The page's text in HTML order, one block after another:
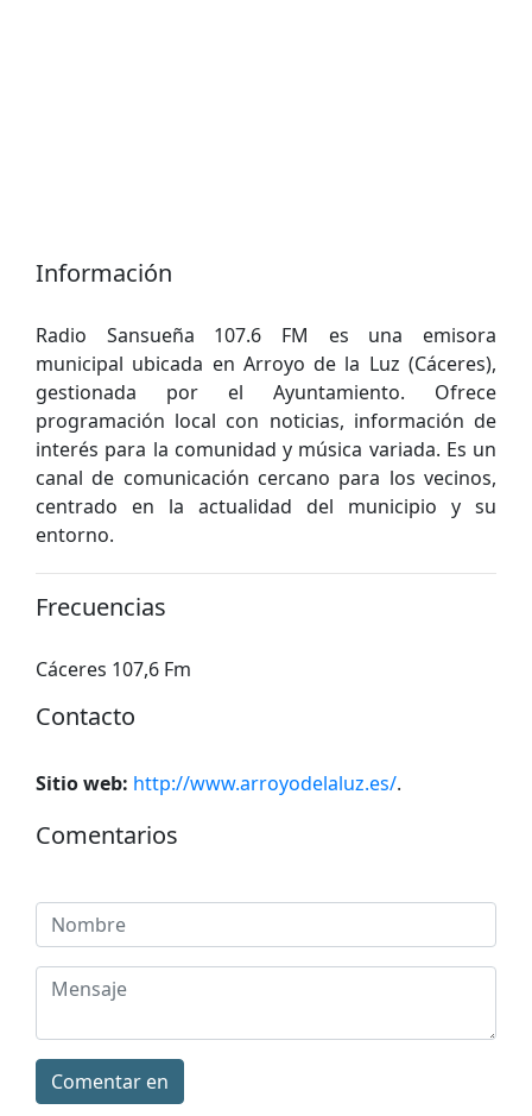
Información
Radio Sansueña 107.6 FM es una emisora
municipal ubicada en Arroyo de la Luz (Cáceres),
gestionada por el Ayuntamiento. Ofrece
programación local con noticias, información de
interés para la comunidad y música variada. Es un
canal de comunicación cercano para los vecinos,
centrado en la actualidad del municipio y su
entorno.
Frecuencias
Cáceres 107,6 Fm
Contacto
Sitio web: http://www.arroyodelaluz.es/.
Comentarios
Comentar en